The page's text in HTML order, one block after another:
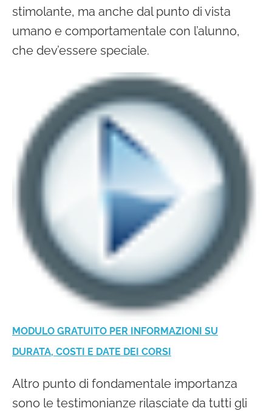
stimolante, ma anche dal punto di vista
umano e comportamentale con l’alunno,
che dev’essere speciale.
MODULO GRATUITO PER INFORMAZIONI SU
DURATA, COSTI E DATE DEI CORSI
Altro punto di fondamentale importanza
sono le testimonianze rilasciate da tutti gli